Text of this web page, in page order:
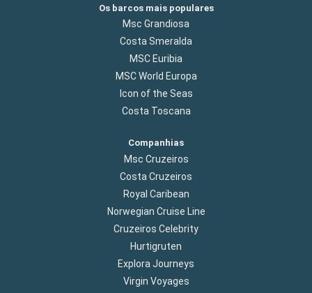
Os barcos mais populares
Msc Grandiosa
Costa Smeralda
MSC Euribia
MSC World Europa
Icon of the Seas
Costa Toscana
Companhias
Msc Cruzeiros
Costa Cruzeiros
Royal Caribean
Norwegian Cruise Line
Cruzeiros Celebrity
Hurtigruten
Explora Journeys
Virgin Voyages